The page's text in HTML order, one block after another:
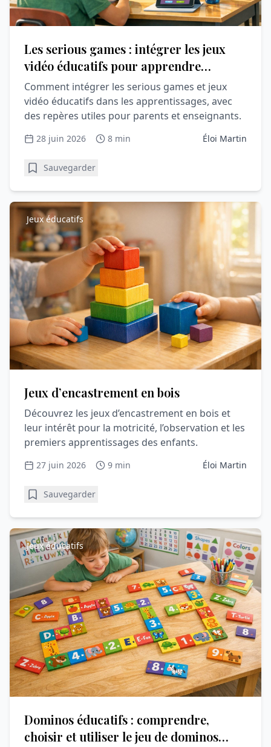
Les serious games : intégrer les jeux
vidéo éducatifs pour apprendre
autrement
Comment intégrer les serious games et jeux
vidéo éducatifs dans les apprentissages, avec
des repères utiles pour parents et enseignants.
28 juin 2026 8 min Éloi Martin
Sauvegarder
Jeux éducatifs
Jeux d’encastrement en bois
Découvrez les jeux d’encastrement en bois et
leur intérêt pour la motricité, l’observation et les
premiers apprentissages des enfants.
27 juin 2026 9 min Éloi Martin
Sauvegarder
Jeux éducatifs
Dominos éducatifs : comprendre,
choisir et utiliser le jeu de dominos